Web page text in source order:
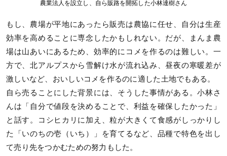
農業法人を設立し、自ら販路を開拓した小林達樹さん
もし、農場が平地にあったら販売は農協に任せ、自分は生産
効率を高めることに専念したかもしれない。だが、まんま農
場は山あいにあるため、効率的にコメを作るのは難しい。一
方で、北アルプスから雪解け水が流れ込み、昼夜の寒暖差が
激しいなど、おいしいコメを作るのに適した土地でもある。
自ら売ることにした背景には、そうした事情がある。小林さ
んは「自分で値段を決めることで、利益を確保したかった」
と話す。コシヒカリに加え、粒が大きくて食感がしっかりし
た「いのちの壱（いち）」を育てるなど、品種で特色を出し
て売り先をつかむための努力もした。